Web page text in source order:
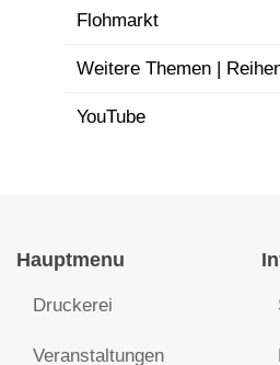
Flohmarkt
Weitere Themen |
YouTube
Hauptmenu
Druckerei
Veranstaltungen